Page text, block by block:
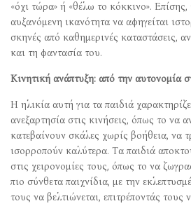
«όχι τώρα» ή «θέλω το κόκκινο». Επίσης,
αυξανόμενη ικανότητα να αφηγείται
σκηνές από καθημερινές καταστάσεις,
και τη φαντασία του.
Κινητική ανάπτυξη: από την αυτονομία
Η ηλικία αυτή για τα παιδιά
ανεξαρτησία στις κινήσεις, όπως το να
κατεβαίνουν σκάλες χωρίς βοήθεια, να
ισορροπούν καλύτερα. Τα παιδιά
στις χειρονομίες τους, όπως το να
πιο σύνθετα παιχνίδια, με την
τους να βελτιώνεται, επιτρέποντάς τους